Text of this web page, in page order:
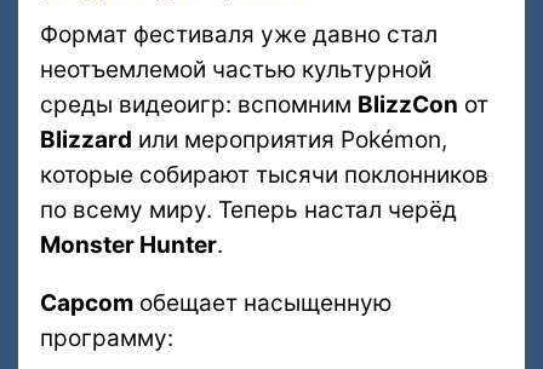
Формат фестиваля уже давно стал
неотъемлемой частью культурной
среды видеоигр: вспомним BlizzCon от
Blizzard или мероприятия Pokémon,
которые собирают тысячи поклонников
по всему миру. Теперь настал черёд
Monster Hunter.
Capcom обещает насыщенную
программу: